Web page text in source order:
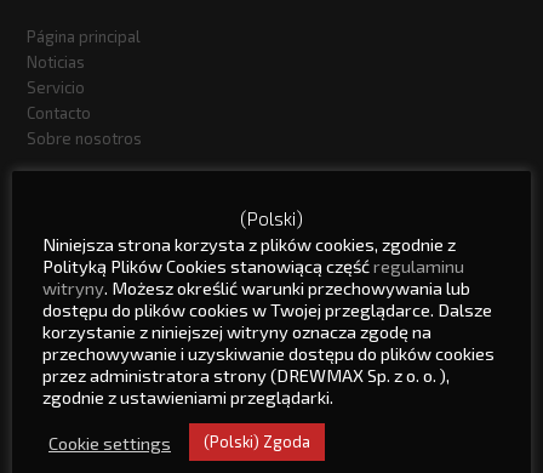
Página principal
Noticias
Servicio
Contacto
Sobre nosotros
Drewmax Sociedad de responsabilidad limitada
ul. Strzelecka 5
47-230 Kędzierzyn - Koźle
+48 77 481 01 22
+48 77 307 21 50
drewmax@drewmax.net.pl
(Polski)
Niniejsza strona korzysta z plików cookies, zgodnie z
Polityką Plików Cookies stanowiącą częśćregulaminu
witryny. Możesz określić warunki przechowywania lub
dostępu do plików cookies w Twojej przeglądarce. Dalsze
korzystanie z niniejszej witryny oznacza zgodę na
przechowywanie i uzyskiwanie dostępu do plików cookies
przez administratora strony (DREWMAX Sp. z o. o. ),
zgodnie z ustawieniami przeglądarki.
Cookie settings (Polski) Zgoda